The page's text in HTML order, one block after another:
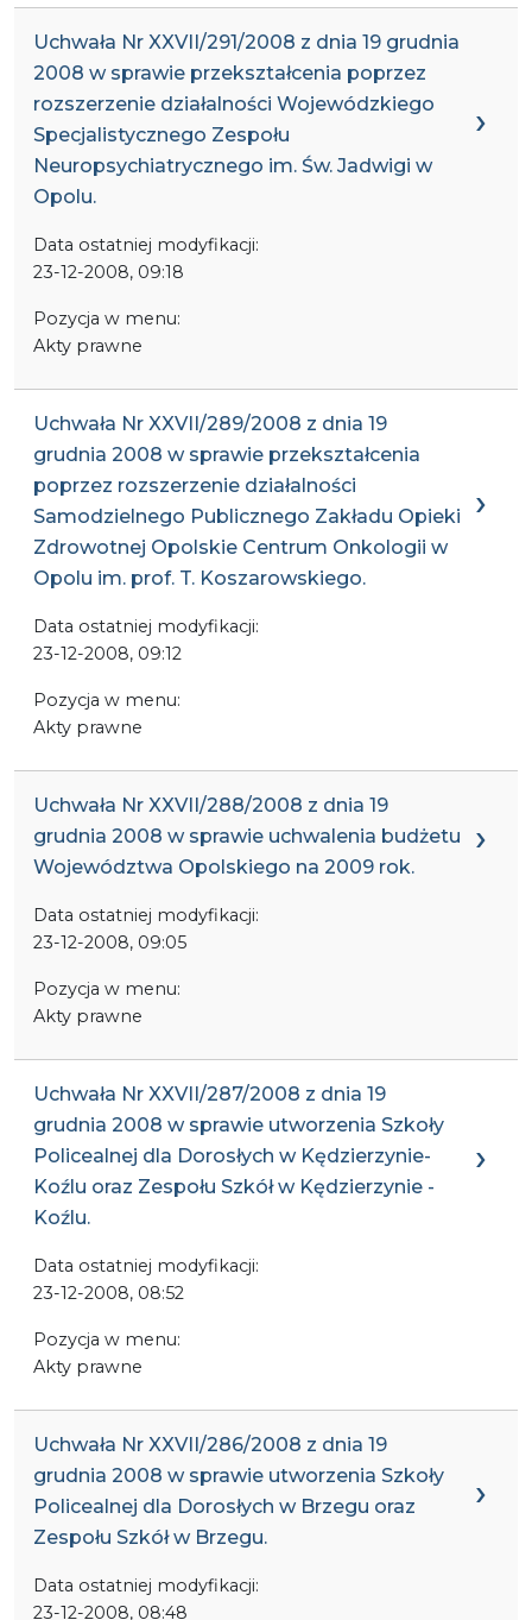
Uchwała Nr XXVII/291/2008 z dnia 19 grudnia
2008 w sprawie przekształcenia poprzez
rozszerzenie działalności Wojewódzkiego
Specjalistycznego Zespołu
Neuropsychiatrycznego im. Św. Jadwigi w
Opolu.
Data ostatniej modyfikacji:
23-12-2008, 09:18
Pozycja w menu:
Akty prawne
Uchwała Nr XXVII/289/2008 z dnia 19
grudnia 2008 w sprawie przekształcenia
poprzez rozszerzenie działalności
Samodzielnego Publicznego Zakładu Opieki
Zdrowotnej Opolskie Centrum Onkologii w
Opolu im. prof. T. Koszarowskiego.
Data ostatniej modyfikacji:
23-12-2008, 09:12
Pozycja w menu:
Akty prawne
Uchwała Nr XXVII/288/2008 z dnia 19
grudnia 2008 w sprawie uchwalenia budżetu
Województwa Opolskiego na 2009 rok.
Data ostatniej modyfikacji:
23-12-2008, 09:05
Pozycja w menu:
Akty prawne
Uchwała Nr XXVII/287/2008 z dnia 19
grudnia 2008 w sprawie utworzenia Szkoły
Policealnej dla Dorosłych w Kędzierzynie-
Koźlu oraz Zespołu Szkół w Kędzierzynie -
Koźlu.
Data ostatniej modyfikacji:
23-12-2008, 08:52
Pozycja w menu:
Akty prawne
Uchwała Nr XXVII/286/2008 z dnia 19
grudnia 2008 w sprawie utworzenia Szkoły
Policealnej dla Dorosłych w Brzegu oraz
Zespołu Szkół w Brzegu.
Data ostatniej modyfikacji:
23-12-2008, 08:48